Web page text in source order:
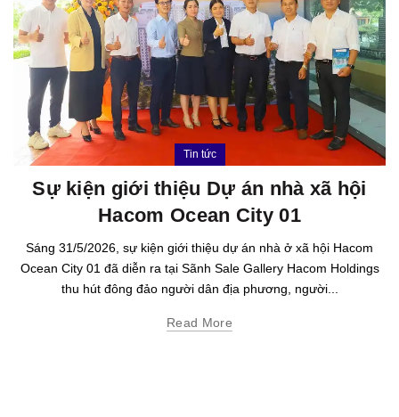
Tin tức
Sự kiện giới thiệu Dự án nhà xã hội
Hacom Ocean City 01
Sáng 31/5/2026, sự kiện giới thiệu dự án nhà ở xã hội Hacom
Ocean City 01 đã diễn ra tại Sãnh Sale Gallery Hacom Holdings
thu hút đông đảo người dân địa phương, người...
Read More